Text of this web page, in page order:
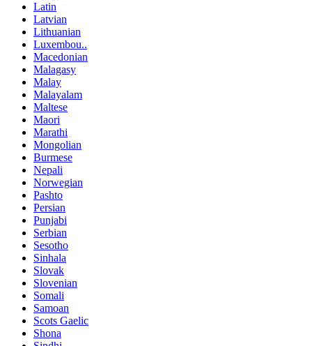
Latin
Latvian
Lithuanian
Luxembou..
Macedonian
Malagasy
Malay
Malayalam
Maltese
Maori
Marathi
Mongolian
Burmese
Nepali
Norwegian
Pashto
Persian
Punjabi
Serbian
Sesotho
Sinhala
Slovak
Slovenian
Somali
Samoan
Scots Gaelic
Shona